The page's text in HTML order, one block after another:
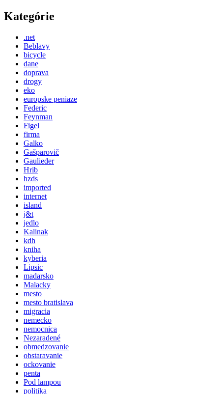
Kategórie
.net
Beblavy
bicycle
dane
doprava
drogy
eko
europske peniaze
Federic
Feynman
Figel
firma
Galko
Gašparovič
Gaulieder
Hrib
hzds
imported
internet
island
j&t
jedlo
Kalinak
kdh
kniha
kyberia
Lipsic
madarsko
Malacky
mesto
mesto bratislava
migracia
nemecko
nemocnica
Nezaradené
obmedzovanie
obstaravanie
ockovanie
penta
Pod lampou
politika